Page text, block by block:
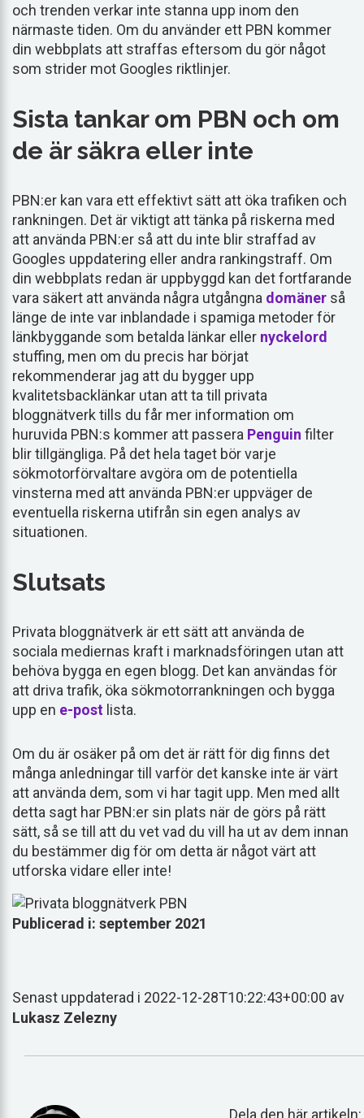
och trenden verkar inte stanna upp inom den
närmaste tiden. Om du använder ett PBN kommer
din webbplats att straffas eftersom du gör något
som strider mot Googles riktlinjer.
Sista tankar om PBN och om
de är säkra eller inte
PBN:er kan vara ett effektivt sätt att öka trafiken och
rankningen. Det är viktigt att tänka på riskerna med
att använda PBN:er så att du inte blir straffad av
Googles uppdatering eller andra rankingstraff. Om
din webbplats redan är uppbyggd kan det fortfarande
vara säkert att använda några utgångna domäner så
länge de inte var inblandade i spamiga metoder för
länkbyggande som betalda länkar eller nyckelord
stuffing, men om du precis har börjat
rekommenderar jag att du bygger upp
kvalitetsbacklänkar utan att ta till privata
bloggnätverk tills du får mer information om
huruvida PBN:s kommer att passera Penguin filter
blir tillgängliga. På det hela taget bör varje
sökmotorförvaltare avgöra om de potentiella
vinsterna med att använda PBN:er uppväger de
eventuella riskerna utifrån sin egen analys av
situationen.
Slutsats
Privata bloggnätverk är ett sätt att använda de
sociala mediernas kraft i marknadsföringen utan att
behöva bygga en egen blogg. Det kan användas för
att driva trafik, öka sökmotorrankningen och bygga
upp en e-post lista.
Om du är osäker på om det är rätt för dig finns det
många anledningar till varför det kanske inte är värt
att använda dem, som vi har tagit upp. Men med allt
detta sagt har PBN:er sin plats när de görs på rätt
sätt, så se till att du vet vad du vill ha ut av dem innan
du bestämmer dig för om detta är något värt att
utforska vidare eller inte!
Publicerad i: september 2021
Senast uppdaterad i 2022-12-28T10:22:43+00:00 av
Lukasz Zelezny
Dela den här artikeln: